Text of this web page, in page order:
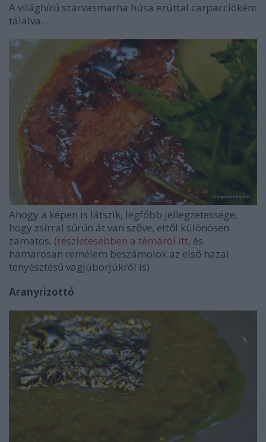
A világhírű szarvasmarha húsa ezúttal carpaccióként
tálalva.
Ahogy a képen is látszik, legfőbb jellegzetessége,
hogy zsírral sűrűn át van szőve, ettől különösen
zamatos. (részletesebben a témáról itt, és
hamarosan remélem beszámolok az első hazai
tenyésztésű vagjúborjúkról is)
Aranyrizottó